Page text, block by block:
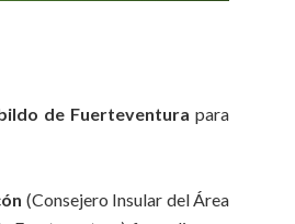
de Fuerteventura para
(Consejero Insular del Área